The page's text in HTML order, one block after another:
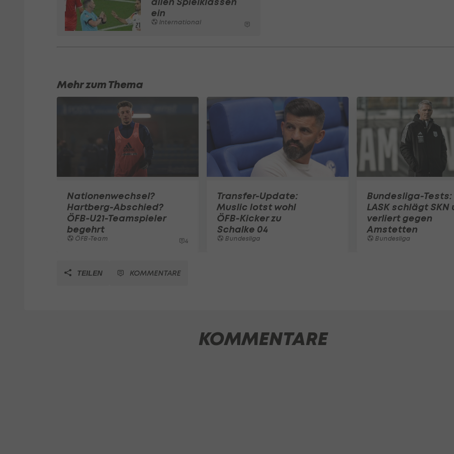
ein
International
Mehr zum Thema
Nationenwechsel?
Hartberg-Abschied?
ÖFB-U21-Teamspieler
begehrt
ÖFB-Team 4
Transfer-Update:
Muslic lotst wohl
ÖFB-Kicker zu
Schalke 04
Bundesliga
Bundesliga-Tests:
LASK schlägt SKN
verliert gegen
Amstetten
Bundesliga
TEILEN KOMMENTARE
KOMMENTARE